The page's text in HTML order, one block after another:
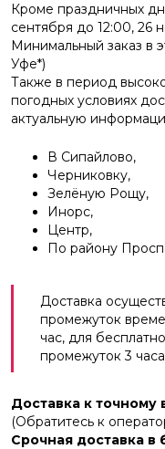
Кроме праздничных
сентября до 12:00, 26
Минимальный заказ в
Уфе*)
Также в период
погодных условиях
актуальную
В Сипайлово,
Черниковку,
Зелёную Рощу,
Инорс,
Центр,
По району
Доставка
промежуток
час, для
промежуток 3
Доставка к точному
(Обратитесь к
Срочная доставка в